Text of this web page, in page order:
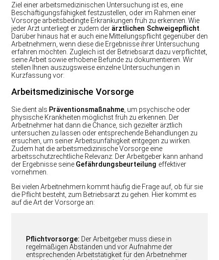
Ziel einer arbeitsmedizinischen Untersuchung ist es, eine
Beschäftigungsfähigkeit festzustellen, oder im Rahmen einer
Vorsorge arbeitsbedingte Erkrankungen früh zu erkennen. Wie
jeder Arzt unterliegt er zudem der ärztlichen Schweigepflicht
Darüber hinaus hat er auch eine Mitteilungspflicht gegenüber den
Arbeitnehmern, wenn diese die Ergebnisse ihrer Untersuchung
erfahren möchten. Zugleich ist der Betriebsarzt dazu verpflichtet,
seine Arbeit sowie erhobene Befunde zu dokumentieren. Wir
stellen Ihnen auszugsweise einzelne Untersuchungen in
Kurzfassung vor:
Arbeitsmedizinische Vorsorge
Sie dient als Präventionsmaßnahme , um psychische oder
physische Krankheiten möglichst früh zu erkennen. Der
Arbeitnehmer hat dann die Chance, sich gezielter ärztlich
untersuchen zu lassen oder entsprechende Behandlungen zu
ersuchen, um seiner Arbeitsunfähigkeit entgegen zu wirken.
Zudem hat die arbeitsmedizinische Vorsorge eine
arbeitsschutzrechtliche Relevanz: Der Arbeitgeber kann anhand
der Ergebnisse seine Gefährdungsbeurteilung effektiver
vornehmen.
Bei vielen Arbeitnehmern kommt häufig die Frage auf, ob für sie
die Pflicht besteht, zum Betriebsarzt zu gehen. Hier kommt es
auf die Art der Vorsorge an:
Pflichtvorsorge: Der Arbeitgeber muss diese in
regelmäßigen Abständen und vor Aufnahme der
entsprechenden Arbeitstätigkeit für den Arbeitnehmer